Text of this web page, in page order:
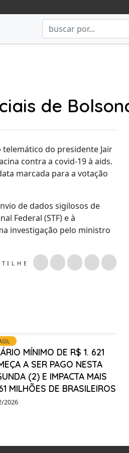
de
do presidente Jair
contra a covid-19 à aids.
marcada para a votação
de dados sigilosos de
Federal (STF) e à
investigação pelo ministro
MÍNIMO DE R$ 1. 621
A SER PAGO NESTA
(2) E IMPACTA MAIS
MILHÕES DE BRASILEIROS
2026